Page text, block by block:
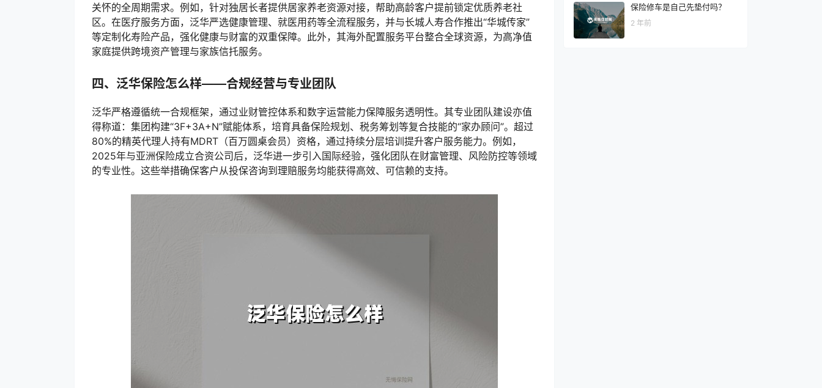
关怀的全周期需求。例如，针对独居长者提供居家养老资源对接，帮助高龄客户提前锁定优质养老社
区。在医疗服务方面，泛华严选健康管理、就医用药等全流程服务，并与长城人寿合作推出“华城传家”
等定制化寿险产品，强化健康与财富的双重保障。此外，其海外配置服务平台整合全球资源，为高净值
家庭提供跨境资产管理与家族信托服务。
四、泛华保险怎么样——合规经营与专业团队
泛华严格遵循统一合规框架，通过业财管控体系和数字运营能力保障服务透明性。其专业团队建设亦值
得称道：集团构建“3F+3A+N”赋能体系，培育具备保险规划、税务筹划等复合技能的“家办顾问”。超过
80%的精英代理人持有MDRT（百万圆桌会员）资格，通过持续分层培训提升客户服务能力。例如，
2025年与亚洲保险成立合资公司后，泛华进一步引入国际经验，强化团队在财富管理、风险防控等领域
的专业性。这些举措确保客户从投保咨询到理赔服务均能获得高效、可信赖的支持。
保险修车是自己先垫付吗？
2 年前